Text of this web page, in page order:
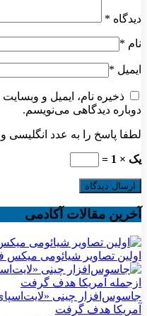
دیدگاه *
نام *
ایمیل *
ذخیره نام، ایمیل و
دوباره دیدگاهی می‌نویسم.
لطفا پاسخ را به عدد انگلیسی
یک × 1 =
آخرین مقالات آکادمی
اولین تصاویر شیائومی میکس فولد ۵
آمریکا هدف گرفت